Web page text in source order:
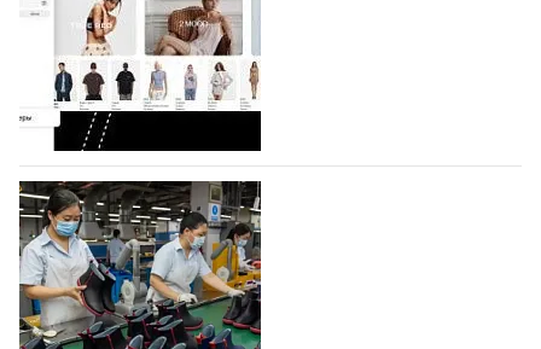
На платформе Lamoda - новый раздел и
условия продвижения локальных
дизайнерских марок
Российский маркетплейс Lamoda решил обновить